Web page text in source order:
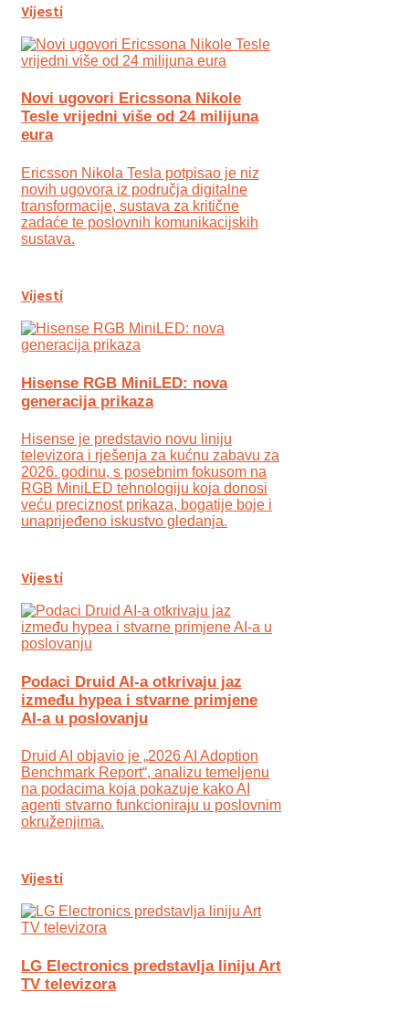
Vijesti
Novi ugovori Ericssona Nikole
Tesle vrijedni više od 24 milijuna
eura
Ericsson Nikola Tesla potpisao je niz
novih ugovora iz područja digitalne
transformacije, sustava za kritične
zadaće te poslovnih komunikacijskih
sustava.
Vijesti
Hisense RGB MiniLED: nova
generacija prikaza
Hisense je predstavio novu liniju
televizora i rješenja za kućnu zabavu za
2026. godinu, s posebnim fokusom na
RGB MiniLED tehnologiju koja donosi
veću preciznost prikaza, bogatije boje i
unaprijeđeno iskustvo gledanja.
Vijesti
Podaci Druid AI-a otkrivaju jaz
između hypea i stvarne primjene
AI-a u poslovanju
Druid AI objavio je „2026 AI Adoption
Benchmark Report“, analizu temeljenu
na podacima koja pokazuje kako AI
agenti stvarno funkcioniraju u poslovnim
okruženjima.
Vijesti
LG Electronics predstavlja liniju Art
TV televizora